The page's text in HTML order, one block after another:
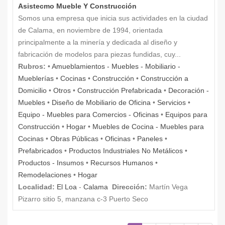
Asistecmo Mueble Y Construcción
Somos una empresa que inicia sus actividades en la ciudad
de Calama, en noviembre de 1994, orientada
principalmente a la minería y dedicada al diseño y
fabricación de modelos para piezas fundidas, cuy...
Rubros: •Amueblamientos - Muebles - Mobiliario -
Mueblerías • Cocinas • Construcción • Construcción a
Domicilio • Otros • Construcción Prefabricada • Decoración -
Muebles • Diseño de Mobiliario de Oficina • Servicios •
Equipo - Muebles para Comercios - Oficinas • Equipos para
Construcción • Hogar • Muebles de Cocina - Muebles para
Cocinas • Obras Públicas • Oficinas • Paneles •
Prefabricados • Productos Industriales No Metálicos •
Productos - Insumos • Recursos Humanos •
Remodelaciones • Hogar
Localidad: El Loa - Calama Dirección: Martín Vega
Pizarro sitio 5, manzana c-3 Puerto Seco